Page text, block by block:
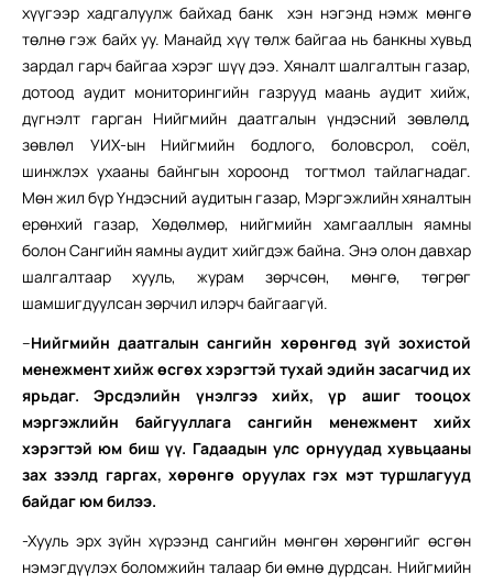
хүүгээр хадгалуулж байхад банк хэн нэгэнд нэмж мөнгө
төлнө гэж байх уу. Манайд хүү төлж байгаа нь банкны хувьд
зардал гарч байгаа хэрэг шүү дээ. Хяналт шалгалтын газар,
дотоод аудит мониторингийн газрууд маань аудит хийж,
дүгнэлт гарган Нийгмийн даатгалын үндэсний зөвлөлд,
зөвлөл УИХ-ын Нийгмийн бодлого, боловсрол, соёл,
шинжлэх ухааны байнгын хороонд тогтмол тайлагнадаг.
Мөн жил бүр Үндэсний аудитын газар, Мэргэжлийн хяналтын
ерөнхий газар, Хөдөлмөр, нийгмийн хамгааллын яамны
болон Сангийн яамны аудит хийгдэж байна. Энэ олон давхар
шалгалтаар хууль, журам зөрчсөн, мөнгө, төгрөг
шамшигдуулсан зөрчил илэрч байгаагүй.
–Нийгмийн даатгалын сангийн хөрөнгөд зүй зохистой
менежмент хийж өсгөх хэрэгтэй тухай эдийн засагчид их
ярьдаг. Эрсдэлийн үнэлгээ хийх, үр ашиг тооцох
мэргэжлийн байгууллага сангийн менежмент хийх
хэрэгтэй юм биш үү. Гадаадын улс орнуудад хувьцааны
зах зээлд гаргах, хөрөнгө оруулах гэх мэт туршлагууд
байдаг юм билээ.
-Хууль эрх зүйн хүрээнд сангийн мөнгөн хөрөнгийг өсгөн
нэмэгдүүлэх боломжийн талаар би өмнө дурдсан. Нийгмийн